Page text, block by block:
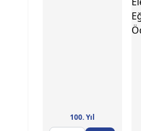
100. Yıl